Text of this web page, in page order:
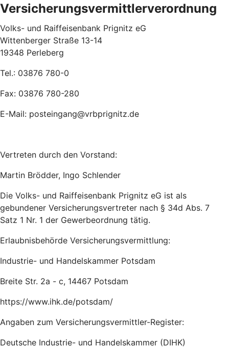
Versicherungsvermittlerverordnung
Volks- und Raiffeisenbank Prignitz eG
Wittenberger Straße 13-14
19348 Perleberg
Tel.: 03876 780-0
Fax: 03876 780-280
E-Mail: posteingang@vrbprignitz.de
Vertreten durch den Vorstand:
Martin Brödder, Ingo Schlender
Die Volks- und Raiffeisenbank Prignitz eG ist als
gebundener Versicherungsvertreter nach § 34d Abs. 7
Satz 1 Nr. 1 der Gewerbeordnung tätig.
Erlaubnisbehörde Versicherungsvermittlung:
Industrie- und Handelskammer Potsdam
Breite Str. 2a - c, 14467 Potsdam
https://www.ihk.de/potsdam/
Angaben zum Versicherungsvermittler-Register:
Deutsche Industrie- und Handelskammer (DIHK)